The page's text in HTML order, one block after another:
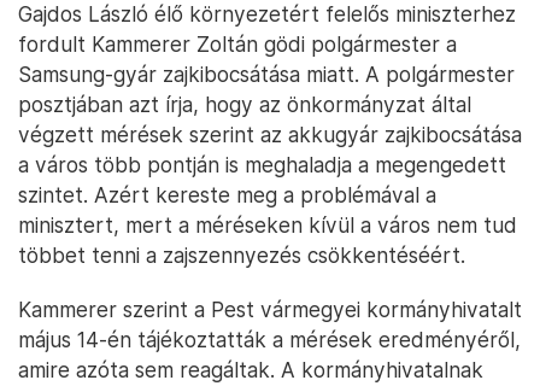
Gajdos László élő környezetért felelős miniszterhez
fordult Kammerer Zoltán gödi polgármester a
Samsung-gyár zajkibocsátása miatt. A polgármester
posztjában azt írja, hogy az önkormányzat által
végzett mérések szerint az akkugyár zajkibocsátása
a város több pontján is meghaladja a megengedett
szintet. Azért kereste meg a problémával a
minisztert, mert a méréseken kívül a város nem tud
többet tenni a zajszennyezés csökkentéséért.
Kammerer szerint a Pest vármegyei kormányhivatalt
május 14-én tájékoztatták a mérések eredményéről,
amire azóta sem reagáltak. A kormányhivatalnak